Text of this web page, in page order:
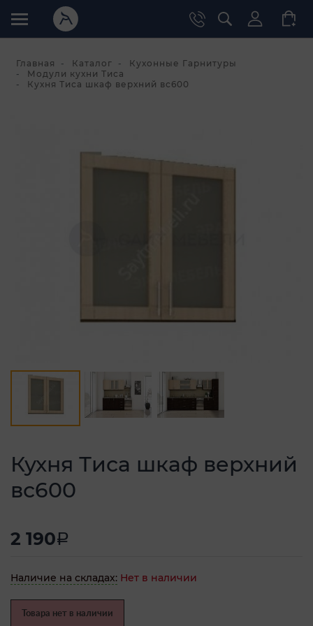
Главная Каталог
Кухонные Гарнитуры
Модули кухни Тиса
Кухня Тиса шкаф верхний вс600
Кухня Тиса шкаф верхний
вс600
2 190a
Наличие на складах: Нет в наличии
Товара нет в наличии